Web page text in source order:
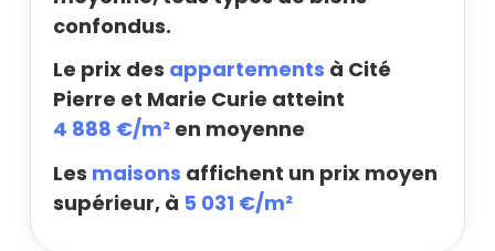
confondus.
Le prix des appartements à Cité
Pierre et Marie Curie atteint
4 888 €/m² en moyenne
Les maisons affichent un prix moyen
supérieur, à 5 031 €/m²